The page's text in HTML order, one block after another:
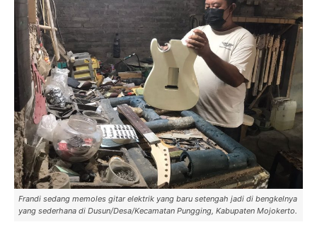
Frandi sedang memoles gitar elektrik yang baru setengah jadi di bengkelnya
yang sederhana di Dusun/Desa/Kecamatan Pungging, Kabupaten Mojokerto.